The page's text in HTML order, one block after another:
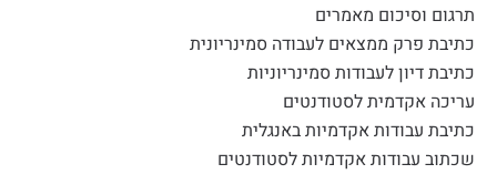
תרגום וסיכום מאמרים
כתיבת פרק ממצאים לעבודה סמינריונית
כתיבת דיון לעבודות סמינריוניות
עריכה אקדמית לסטודנטים
כתיבת עבודות אקדמיות באנגלית
שכתוב עבודות אקדמיות לסטודנטים